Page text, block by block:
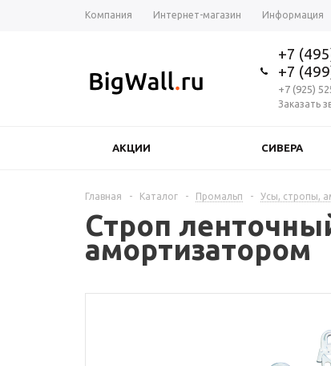
Компания Интернет-магазин Информация
+7
+7
+7 (925)
Заказать
АКЦИИ СИВЕРА
Главная - Каталог - Промальп - Усы, стропы,
Строп
амортизатором